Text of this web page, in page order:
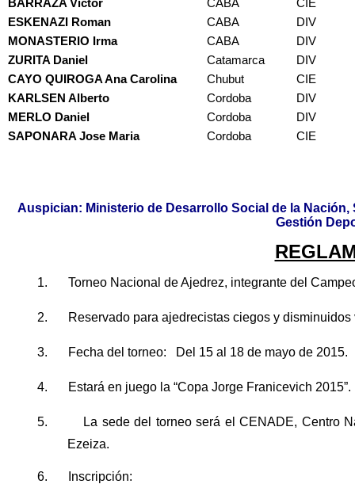
BARRAZA Victor
CABA
CIE
ESKENAZI Roman
CABA
DIV
MONASTERIO Irma
CABA
DIV
ZURITA Daniel
Catamarca
DIV
CAYO QUIROGA Ana Carolina
Chubut
CIE
KARLSEN Alberto
Cordoba
DIV
MERLO Daniel
Cordoba
DIV
SAPONARA Jose Maria
Cordoba CIE
Auspician: Ministerio de Desarrollo Social de la
Gestión
1. Torneo Nacional de Ajedrez, integrante del
2. Reservado para ajedrecistas ciegos y
3. Fecha del torneo: Del 15 al 18 de mayo de 2015.
4. Estará en juego la “Copa Jorge Franicevich 2015”.
5.
La sede del torneo será el CENADE, Centro
Ezeiza.
6. Inscripción: